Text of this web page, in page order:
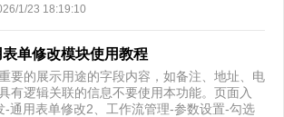
1/23 18:19:10
单修改模块使用教程
要的展示用途的字段内容，如备注、地址、电
有逻辑关联的信息不要使用本功能。页面入
-通用表单修改2、工作流管理-参数设置-勾选